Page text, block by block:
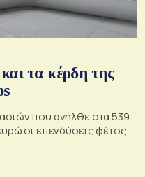
τα κέρδη της
που ανήλθε στα 539
οι επενδύσεις φέτος